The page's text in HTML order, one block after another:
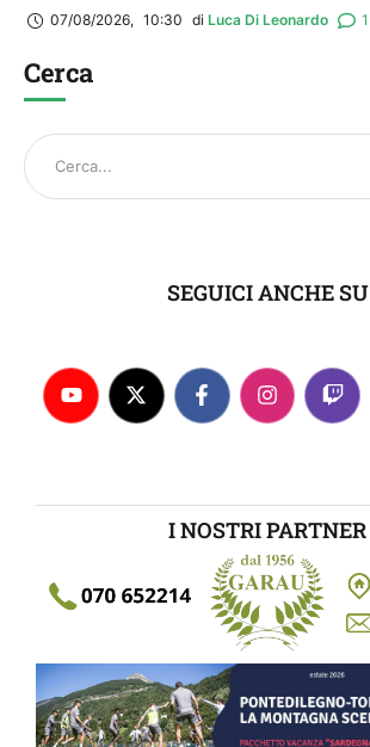
07/08/2026, 10:30 di Luca Di Leonardo 1
Cerca
SEGUICI ANCHE SU
I NOSTRI PARTNER